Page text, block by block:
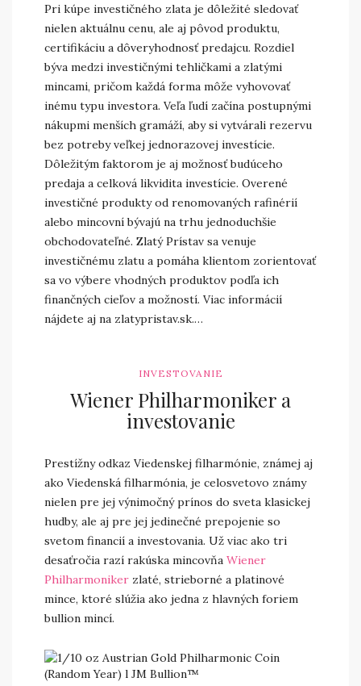
Pri kúpe investičného zlata je dôležité sledovať
nielen aktuálnu cenu, ale aj pôvod produktu,
certifikáciu a dôveryhodnosť predajcu. Rozdiel
býva medzi investičnými tehličkami a zlatými
mincami, pričom každá forma môže vyhovovať
inému typu investora. Veľa ľudí začína postupnými
nákupmi menších gramáží, aby si vytvárali rezervu
bez potreby veľkej jednorazovej investície.
Dôležitým faktorom je aj možnosť budúceho
predaja a celková likvidita investície. Overené
investičné produkty od renomovaných rafinérií
alebo mincovní bývajú na trhu jednoduchšie
obchodovateľné. Zlatý Prístav sa venuje
investičnému zlatu a pomáha klientom zorientovať
sa vo výbere vhodných produktov podľa ich
finančných cieľov a možností. Viac informácií
nájdete aj na zlatypristav.sk.…
INVESTOVANIE
Wiener Philharmoniker a
investovanie
Prestížny odkaz Viedenskej filharmónie, známej aj
ako Viedenská filharmónia, je celosvetovo známy
nielen pre jej výnimočný prínos do sveta klasickej
hudby, ale aj pre jej jedinečné prepojenie so
svetom financií a investovania. Už viac ako tri
desaťročia razí rakúska mincovňa Wiener
Philharmoniker zlaté, strieborné a platinové
mince, ktoré slúžia ako jedna z hlavných foriem
bullion mincí.